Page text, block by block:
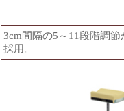
3cm間隔の5～11段階調
採用。